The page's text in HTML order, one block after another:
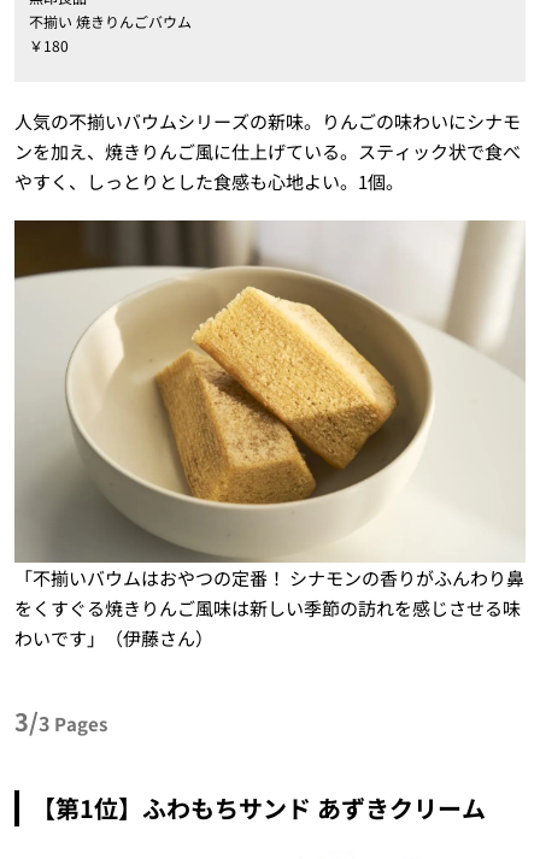
不揃い 焼きりんごバウム
￥180
人気の不揃いバウムシリーズの新味。りんごの味わいにシナモ
ンを加え、焼きりんご風に仕上げている。スティック状で食べ
やすく、しっとりとした食感も心地よい。1個。
「不揃いバウムはおやつの定番！ シナモンの香りがふんわり鼻
をくすぐる焼きりんご風味は新しい季節の訪れを感じさせる味
わいです」（伊藤さん）
3/3 Pages
【第1位】ふわもちサンド あずきクリーム